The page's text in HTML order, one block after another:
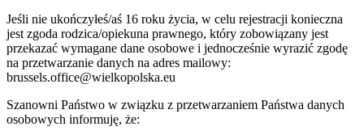
Jeśli nie ukończyłeś/aś 16 roku życia, w celu rejestracji konieczna
jest zgoda rodzica/opiekuna prawnego, który zobowiązany jest
przekazać wymagane dane osobowe i jednocześnie wyrazić zgodę
na przetwarzanie danych na adres mailowy:
brussels.office@wielkopolska.eu
Szanowni Państwo w związku z przetwarzaniem Państwa danych
osobowych informuję, że: